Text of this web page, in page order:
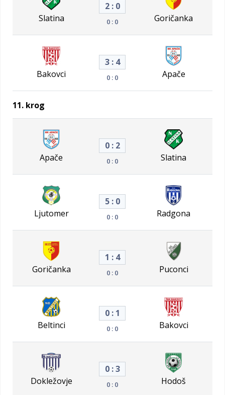
Slatina
2 : 0
0 : 0 Goričanka
Bakovci
3 : 4
0 : 0 Apače
11. krog
Apače
0 : 2
0 : 0 Slatina
Ljutomer
5 : 0
0 : 0 Radgona
Goričanka
1 : 4
0 : 0 Puconci
Beltinci
0 : 1
0 : 0 Bakovci
Dokležovje
0 : 3
0 : 0 Hodoš